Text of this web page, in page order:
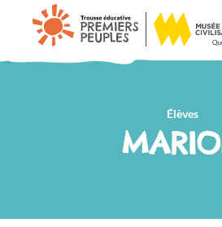
Élèves